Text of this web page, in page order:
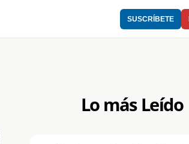
SUSCRÍBETE
Lo más Leído